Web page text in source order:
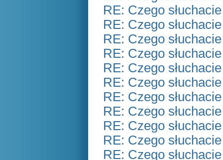
RE: Czego
RE: Czego
RE: Czego
RE: Czego
RE: Czego
RE: Czego
RE: Czego
RE: Czego
RE: Czego
RE: Czego
RE: Czego